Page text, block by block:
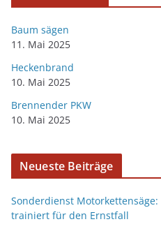
Baum sägen
11. Mai 2025
Heckenbrand
10. Mai 2025
Brennender PKW
10. Mai 2025
Neueste Beiträge
Sonderdienst
trainiert für den Ernstfall